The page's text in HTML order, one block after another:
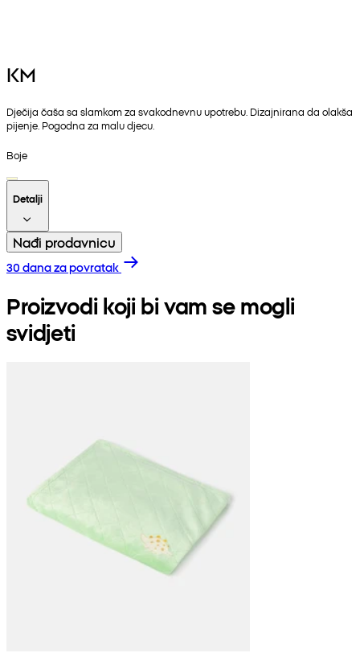
KM
Dječija čaša sa slamkom za svakodnevnu upotrebu. Dizajnirana da olakša
pijenje. Pogodna za malu djecu.
Boje
Detalji
Nađi prodavnicu
30 dana za povratak
Proizvodi koji bi vam se mogli
svidjeti